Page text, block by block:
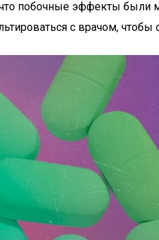
побочные эффекты
с врачом,